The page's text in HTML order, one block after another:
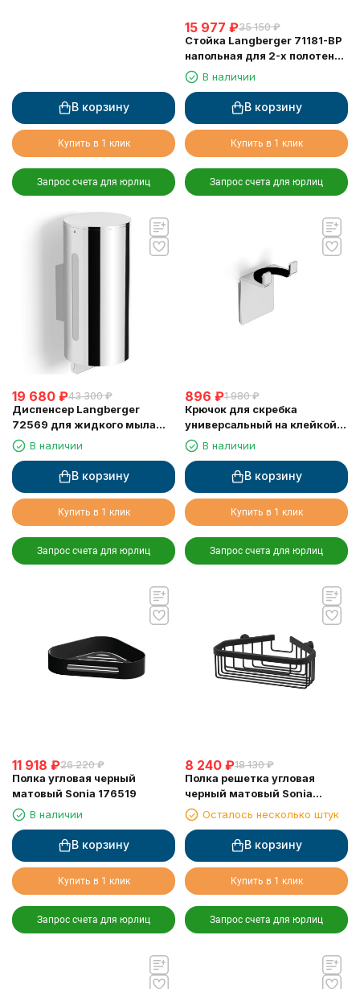
В корзину
Купить в 1 клик
Запрос счета для юрлиц
15 977 ₽35 150 ₽
Стойка Langberger 71181-BP
напольная для 2-х полотенец
чернаяВ наличии
В корзину
Купить в 1 клик
Запрос счета для юрлиц
19 680 ₽43 300 ₽
Диспенсер Langberger
72569 для жидкого мыла
хромированный к стене
круглый 300 мл
В наличии
В корзину
Купить в 1 клик
Запрос счета для юрлиц
896 ₽1 980 ₽
Крючок для скребка
универсальный на клейкой
основе LANGBERGER 75183-
10-00
В наличии
В корзину
Купить в 1 клик
Запрос счета для юрлиц
11 918 ₽26 220 ₽
Полка угловая черный
матовый Sonia 176519
В наличии
В корзину
Купить в 1 клик
Запрос счета для юрлиц
8 240 ₽18 130 ₽
Полка решетка угловая
черный матовый Sonia
182855Осталось несколько штук
В корзину
Купить в 1 клик
Запрос счета для юрлиц